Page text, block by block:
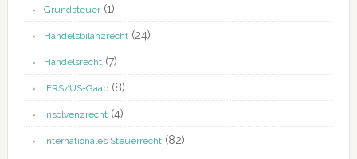
Grundsteuer(1)
Handelsbilanzrecht(24)
Handelsrecht(7)
IFRS/US-Gaap(8)
Insolvenzrecht(4)
Internationales Steuerrecht(82)